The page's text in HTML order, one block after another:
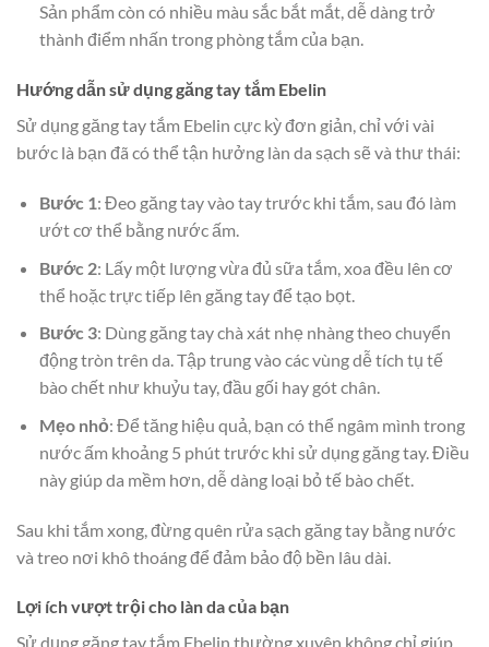
Sản phẩm còn có nhiều màu sắc bắt mắt, dễ dàng trở
thành điểm nhấn trong phòng tắm của bạn.
Hướng dẫn sử dụng găng tay tắm Ebelin
Sử dụng găng tay tắm Ebelin cực kỳ đơn giản, chỉ với vài
bước là bạn đã có thể tận hưởng làn da sạch sẽ và thư thái:
Bước 1: Đeo găng tay vào tay trước khi tắm, sau đó làm
ướt cơ thể bằng nước ấm.
Bước 2: Lấy một lượng vừa đủ sữa tắm, xoa đều lên cơ
thể hoặc trực tiếp lên găng tay để tạo bọt.
Bước 3: Dùng găng tay chà xát nhẹ nhàng theo chuyển
động tròn trên da. Tập trung vào các vùng dễ tích tụ tế
bào chết như khuỷu tay, đầu gối hay gót chân.
Mẹo nhỏ: Để tăng hiệu quả, bạn có thể ngâm mình trong
nước ấm khoảng 5 phút trước khi sử dụng găng tay. Điều
này giúp da mềm hơn, dễ dàng loại bỏ tế bào chết.
Sau khi tắm xong, đừng quên rửa sạch găng tay bằng nước
và treo nơi khô thoáng để đảm bảo độ bền lâu dài.
Lợi ích vượt trội cho làn da của bạn
Sử dụng găng tay tắm Ebelin thường xuyên không chỉ giúp